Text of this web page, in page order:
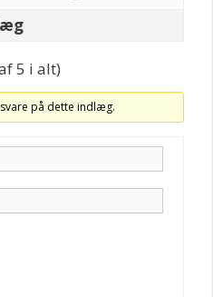
5 i alt)
på dette indlæg.